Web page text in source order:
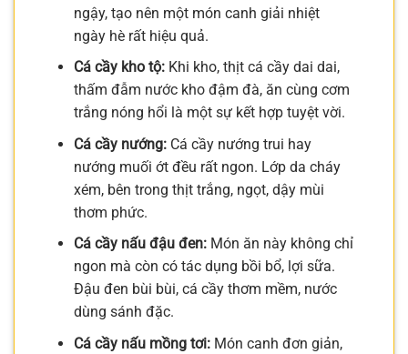
ngậy, tạo nên một món canh giải nhiệt
ngày hè rất hiệu quả.
Cá cầy kho tộ:Khi kho, thịt cá cầy dai dai,
thấm đẫm nước kho đậm đà, ăn cùng cơm
trắng nóng hổi là một sự kết hợp tuyệt vời.
Cá cầy nướng:Cá cầy nướng trui hay
nướng muối ớt đều rất ngon. Lớp da cháy
xém, bên trong thịt trắng, ngọt, dậy mùi
thơm phức.
Cá cầy nấu đậu đen:Món ăn này không chỉ
ngon mà còn có tác dụng bồi bổ, lợi sữa.
Đậu đen bùi bùi, cá cầy thơm mềm, nước
dùng sánh đặc.
Cá cầy nấu mồng tơi:Món canh đơn giản,